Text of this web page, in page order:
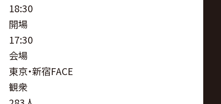
18:30
開場
17:30
会場
東京・新宿FACE
観衆